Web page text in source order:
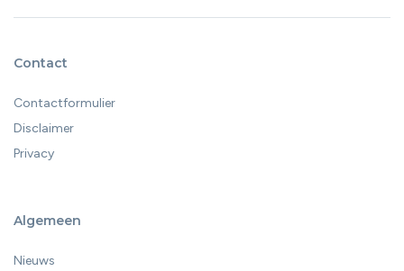
Contact
Contactformulier
Disclaimer
Privacy
Algemeen
Nieuws